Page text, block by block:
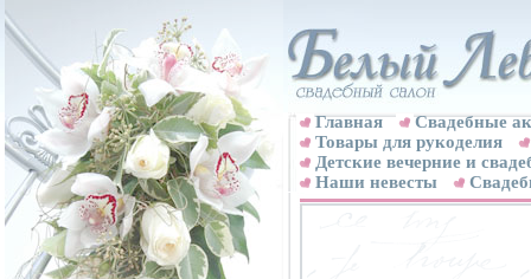
Главная
Свадебные
Товары для рукоделия
Детские вечерние и
Наши невесты